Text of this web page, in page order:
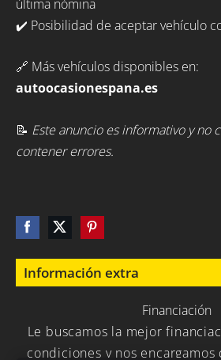
Información extra
Financiación
Le buscamos la mejor
condiciones y nos
última nómina
✔️ Posibilidad de aceptar vehículo
🔗 Más vehículos disponibles en:
autoocasionespana.es
📝 Este anuncio es informativo y no
contener errores.